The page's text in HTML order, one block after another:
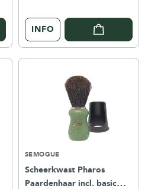
INFO
SEMOGUE
Scheerkwast Pharos
Paardenhaar incl. basic